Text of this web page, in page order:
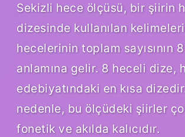
Sekizli hece ölçüsü, bir şiirin
dizesinde kullanılan
hecelerinin toplam sayısının
anlamına gelir. 8 heceli dize,
edebiyatındaki en kısa
nedenle, bu ölçüdeki şiirler
fonetik ve akılda kalıcıdır.